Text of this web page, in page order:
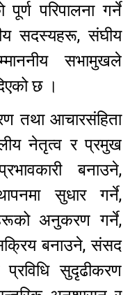
परिपालना गर्ने
सदस्यहरू, संघीय
सभामुखले
छ ।
तथा आचारसंहिता
नेतृत्व र प्रमुख
बनाउने,
सुधार गर्ने,
अनुकरण गर्ने,
बनाउने, संसद
सुदृढीकरण